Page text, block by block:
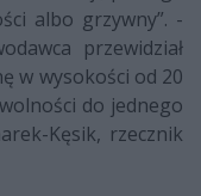
albo grzywny”. -
przewidział
w wysokości od 20
do jednego
Kęsik, rzecznik